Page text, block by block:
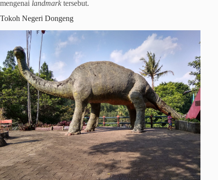
mengenai landmark tersebut.
Tokoh Negeri Dongeng